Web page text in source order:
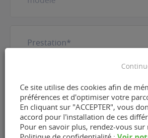
mail(Nécessaire)
Téléphone(Nécessaire)
Ce site utilise des cookies afin de
préférences et d'optimiser votre
En cliquant sur "ACCEPTER", vous
accord pour l'installation de ces
Pour en savoir plus, rendez-vous sur